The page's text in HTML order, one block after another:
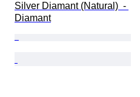
Silver Diamant (Natural)  -
Diamant